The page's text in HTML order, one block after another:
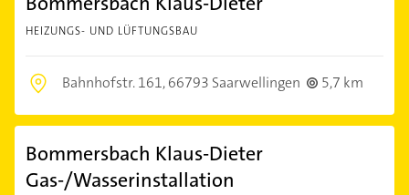
HEIZUNGS- UND LÜFTUNGSBAU
Bahnhofstr. 161,66793 Saarwellingen 5,7 km
Bommersbach Klaus-Dieter
Gas-/Wasserinstallation